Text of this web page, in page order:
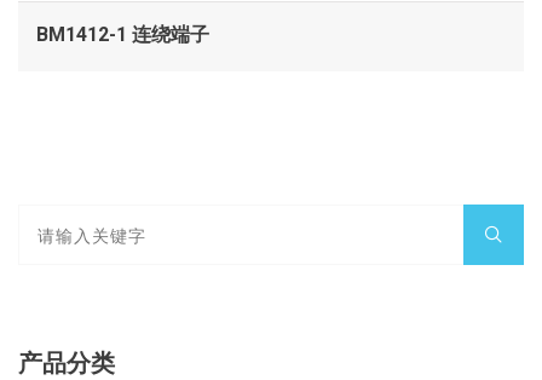
BM1412-1 连绕端子
产品分类